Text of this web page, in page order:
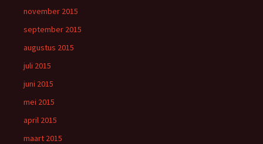
november 2015
september 2015
augustus 2015
juli 2015
juni 2015
mei 2015
april 2015
maart 2015